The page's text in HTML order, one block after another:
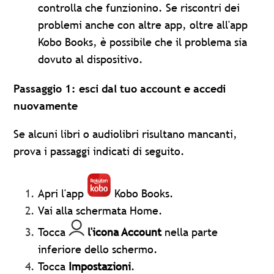
controlla che funzionino. Se riscontri dei
problemi anche con altre app, oltre all'app
Kobo Books, è possibile che il problema sia
dovuto al dispositivo.
Passaggio 1: esci dal tuo account e accedi
nuovamente
Se alcuni libri o audiolibri risultano mancanti,
prova i passaggi indicati di seguito.
Apri l'app
Kobo Books.
Vai alla schermata Home.
Tocca
l'icona Account nella parte
inferiore dello schermo.
Tocca Impostazioni.